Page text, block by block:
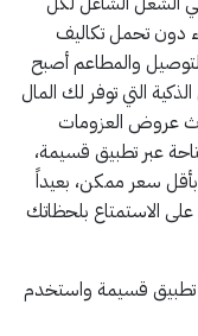
دون تحمل تكاليف
والمطاعم أصبح
التي توفر لك المال
عروض العزومات
من المطاعم والتطبيقات 2026 المتاحة عبر تطبيق قسيمة،
سعر ممكن، بعيداً
الاستمتاع بلحظاتك
تطبيق قسيمة واستخدم